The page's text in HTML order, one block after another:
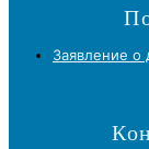
Заявление о